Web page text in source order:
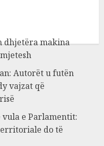
dhjetëra makina
Autorët u futën
vajzat që
vula e Parlamentit:
do të